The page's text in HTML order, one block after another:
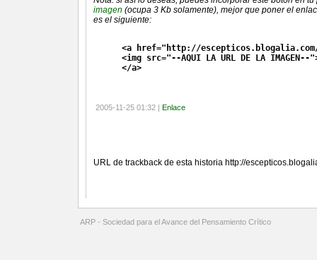
imagen (ocupa 3 Kb solamente), mejor que poner el
es el siguiente:
<a href="http://
<img src="--AQUI LA URL DE LA IMAGEN--
</a>
2005-11-25 01:32 | Enlace
URL de trackback de esta historia http://
ARP - Sociedad para el Avance del Pensamiento Crítico